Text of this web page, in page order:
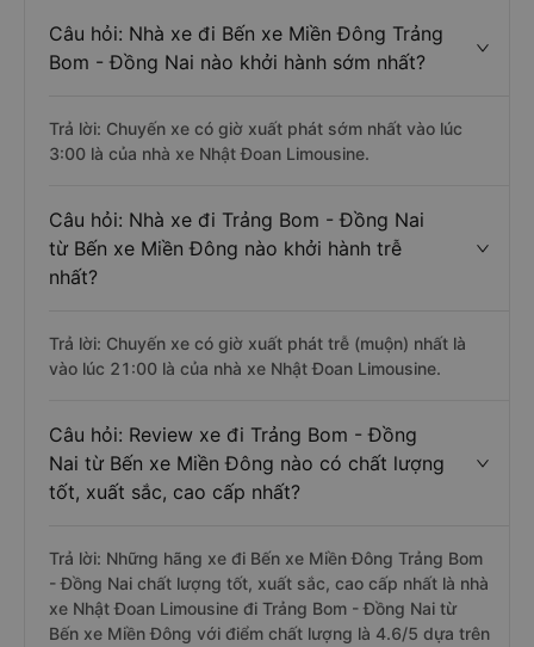
Câu hỏi: Nhà xe đi Bến xe Miền Đông Trảng
Bom - Đồng Nai nào khởi hành sớm nhất?
Trả lời: Chuyến xe có giờ xuất phát sớm nhất vào lúc
3:00 là của nhà xe Nhật Đoan Limousine.
Câu hỏi: Nhà xe đi Trảng Bom - Đồng Nai
từ Bến xe Miền Đông nào khởi hành trễ
nhất?
Trả lời: Chuyến xe có giờ xuất phát trễ (muộn) nhất là
vào lúc 21:00 là của nhà xe Nhật Đoan Limousine.
Câu hỏi: Review xe đi Trảng Bom - Đồng
Nai từ Bến xe Miền Đông nào có chất lượng
tốt, xuất sắc, cao cấp nhất?
Trả lời: Những hãng xe đi Bến xe Miền Đông Trảng Bom
- Đồng Nai chất lượng tốt, xuất sắc, cao cấp nhất là nhà
xe Nhật Đoan Limousine đi Trảng Bom - Đồng Nai từ
Bến xe Miền Đông với điểm chất lượng là 4.6/5 dựa trên